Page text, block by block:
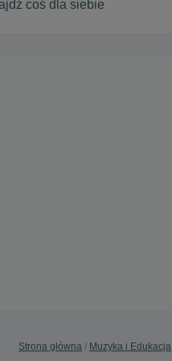
Strona główna Muzyka i Edukacja